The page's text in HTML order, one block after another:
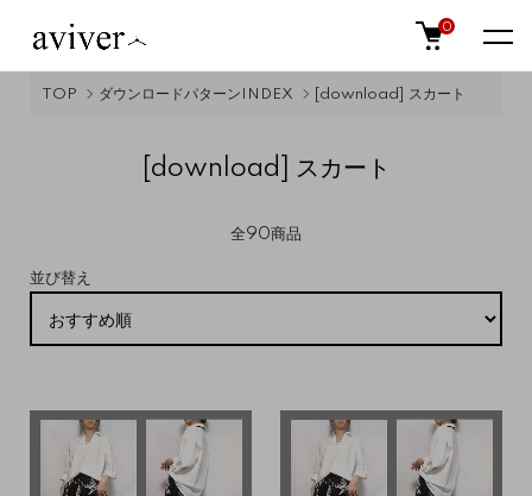
0
TOP ダウンロードパターンINDEX [download] スカート
[download] スカート
全90商品
並び替え